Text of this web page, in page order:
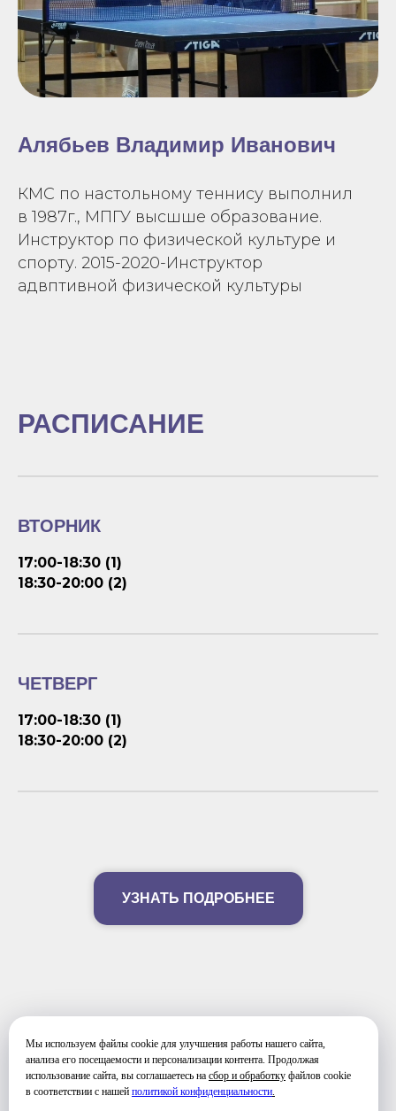
Мы используем файлы cookie для улучшения работы нашего сайта,
анализа его посещаемости и персонализации контента. Продолжая
использование сайта, вы соглашаетесь на сбор и обработку файлов cookie
в соответствии с нашей политикой конфиденциальности.
Алябьев Владимир Иванович
КМС по настольному теннису выполнил
в 1987г., МПГУ высшше образование.
Инструктор по физической культуре и
спорту. 2015-2020-Инструктор
адвптивной физической культуры
РАСПИСАНИЕ
ВТОРНИК
17:00-18:30 (1)
18:30-20:00 (2)
ЧЕТВЕРГ
17:00-18:30 (1)
18:30-20:00 (2)
УЗНАТЬ ПОДРОБНЕЕ
ФОТО ЗАНЯТИЙ